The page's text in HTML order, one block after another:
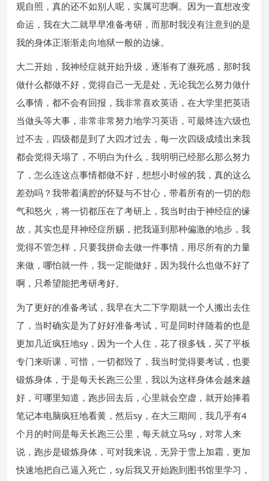
观自照，真的还不如别人呢，实属可悲啊。因为一直想改变
命运，我在大二就早早准备考研，而那时我没有注意到的是
我的身体正渐渐走向地狱一般的边缘。
大二开始，我神经症就开始升级，逐渐有了濒死感，那时我
做什么都做不好，觉得自己一无是处，无论我怎么努力做什
么事情，都不会有回报，我非常喜欢英语，在大学里把英语
当做头等大事，非常非常努力地学习英语，可最终连六级也
过不去，四级都是到了大四才过去，每一次四级成绩出来我
都会觉得天塌了，不明白为什么，我明明已经那么那么努力
了，怎么连这点事情都做不好，想想小时候的我，真的这么
差劲吗？我带着满腔的怀疑与不甘心，带着所有的一切的怨
气和怒火，将一切都压在了考研上，我当时由于神经症的缘
故，其实也是拜神经症所赐，把我逼到那种偏激的地步，我
觉得不管怎样，只要我拼命去做一件事情，用尽所有的力量
来做，哪怕就一件，我一定能做好，因为我什么也做不好了
啊，只希望能把考研考好。
为了更好的准备考试，我早在大二下学期就一个人搬出去住
了，当时确实是为了好好准备考试，可是同时伴随着的也是
更加几近疯狂地sy，因为一个人住，花了很多钱，买了平板
专门来听课，可惜，一切都毁了，我当时觉得要考试，也要
锻炼身体，于是每天长跑三公里，我以为这样身体会越来越
好，可哪里知道，跑步回去后，心里就会空虚，就开始捧着
笔记本电脑疯狂地看黄，然后sy，在大三期间，我几乎有4
个月的时间是每天长跑三公里，每天就立马sy，对常人来
说，跑步是锻炼身体，可对我来说，无异于雪上加霜，更加
快速地把自己逼入死亡，sy后我又开始跑到图书馆里学习，